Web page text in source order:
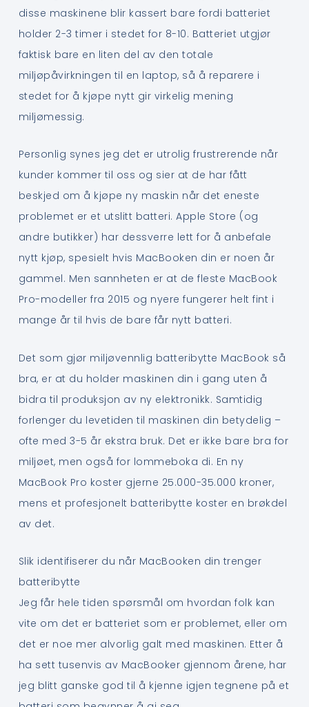
disse maskinene blir kassert bare fordi batteriet
holder 2-3 timer i stedet for 8-10. Batteriet utgjør
faktisk bare en liten del av den totale
miljøpåvirkningen til en laptop, så å reparere i
stedet for å kjøpe nytt gir virkelig mening
miljømessig.
Personlig synes jeg det er utrolig frustrerende når
kunder kommer til oss og sier at de har fått
beskjed om å kjøpe ny maskin når det eneste
problemet er et utslitt batteri. Apple Store (og
andre butikker) har dessverre lett for å anbefale
nytt kjøp, spesielt hvis MacBooken din er noen år
gammel. Men sannheten er at de fleste MacBook
Pro-modeller fra 2015 og nyere fungerer helt fint i
mange år til hvis de bare får nytt batteri.
Det som gjør miljøvennlig batteribytte MacBook så
bra, er at du holder maskinen din i gang uten å
bidra til produksjon av ny elektronikk. Samtidig
forlenger du levetiden til maskinen din betydelig –
ofte med 3-5 år ekstra bruk. Det er ikke bare bra for
miljøet, men også for lommeboka di. En ny
MacBook Pro koster gjerne 25.000-35.000 kroner,
mens et profesjonelt batteribytte koster en brøkdel
av det.
Slik identifiserer du når MacBooken din trenger
batteribytte
Jeg får hele tiden spørsmål om hvordan folk kan
vite om det er batteriet som er problemet, eller om
det er noe mer alvorlig galt med maskinen. Etter å
ha sett tusenvis av MacBooker gjennom årene, har
jeg blitt ganske god til å kjenne igjen tegnene på et